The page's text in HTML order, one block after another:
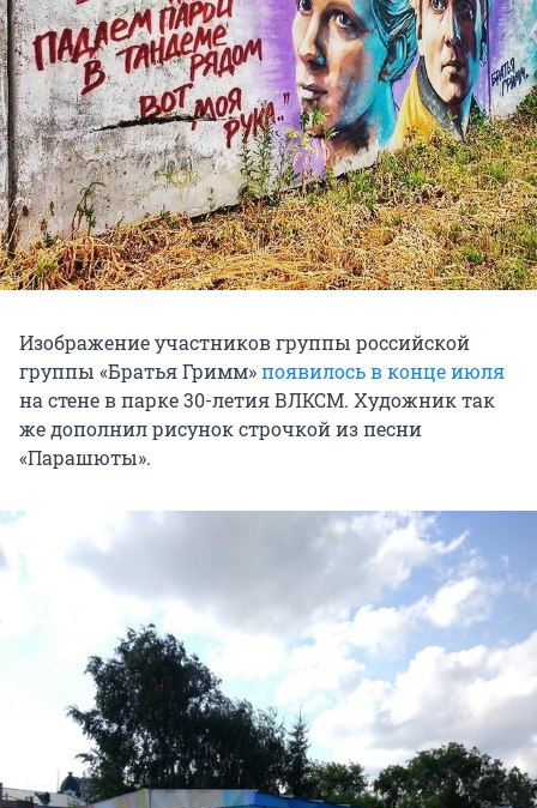
Изображение участников группы российской
группы «Братья Гримм»появилось в конце июля
на стене в парке 30-летия ВЛКСМ. Художник так
же дополнил рисунок строчкой из песни
«Парашюты».